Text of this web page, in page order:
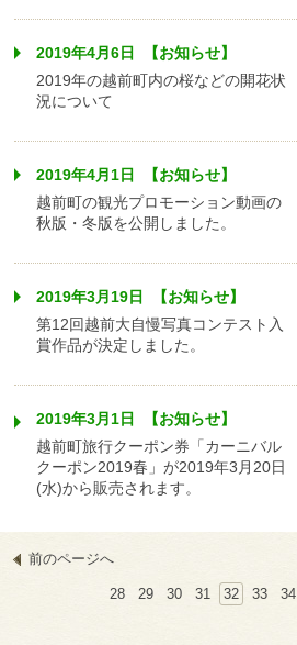
2019年4月6日 【お知らせ】
2019年の越前町内の桜などの開花状
況について
2019年4月1日 【お知らせ】
越前町の観光プロモーション動画の
秋版・冬版を公開しました。
2019年3月19日 【お知らせ】
第12回越前大自慢写真コンテスト入
賞作品が決定しました。
2019年3月1日 【お知らせ】
越前町旅行クーポン券「カーニバル
クーポン2019春」が2019年3月20日
(水)から販売されます。
前のページへ
28 29 30 31 32 33 34